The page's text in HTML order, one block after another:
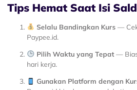
Tips Hemat Saat Isi
Selalu Bandingkan Kurs— Cek
Paypee.id.
Pilih Waktu yang Tepat—
hari kerja.
Gunakan Platform dengan